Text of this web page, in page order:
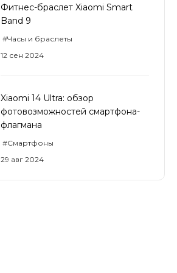
Фитнес-браслет Xiaomi Smart
Band 9
#Часы и браслеты
12 сен 2024
Xiaomi 14 Ultra: обзор
фотовозможностей смартфона-
флагмана
#Смартфоны
29 авг 2024